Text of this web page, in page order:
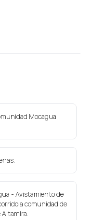
Mocagua
- Avistamiento de
a comunidad de